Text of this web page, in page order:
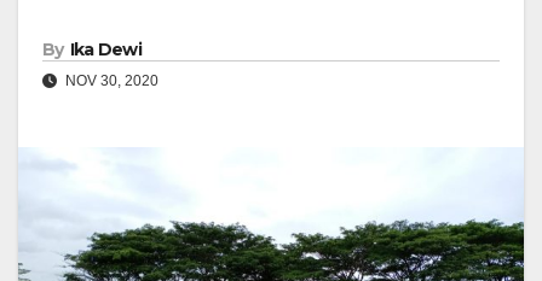
By Ika Dewi
NOV 30, 2020